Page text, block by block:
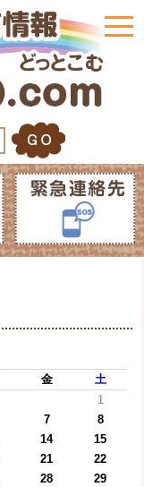
金
土
1
7
8
14
15
21
22
28
29